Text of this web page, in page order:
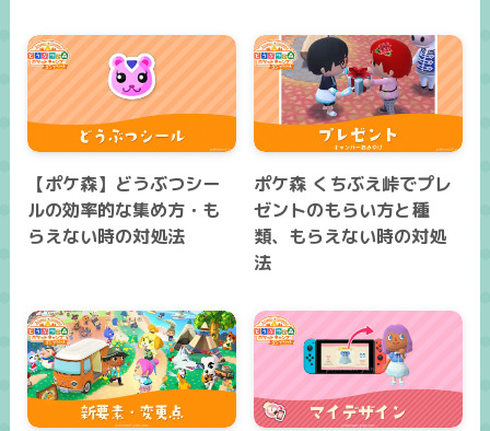
【ポケ森】どうぶつシー
ルの効率的な集め方・も
らえない時の対処法
ポケ森 くちぶえ峠でプレ
ゼントのもらい方と種
類、もらえない時の対処
法